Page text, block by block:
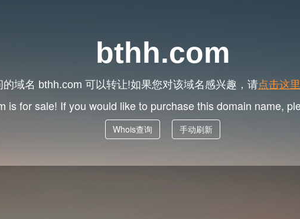
bthh.com
域名 bthh.com 可以转让!如果您对该域名感兴趣，请点击这里
is for sale! If you would like to purchase this domain name,
Whois查询 手动刷新